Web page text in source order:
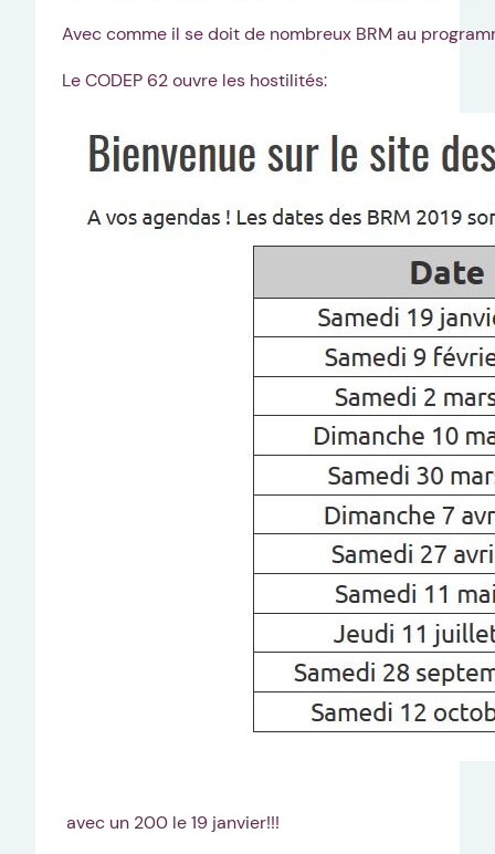
Avec comme il se doit de nombreux BRM au
Le CODEP 62 ouvre les hostilités:
avec un 200 le 19 janvier!!!